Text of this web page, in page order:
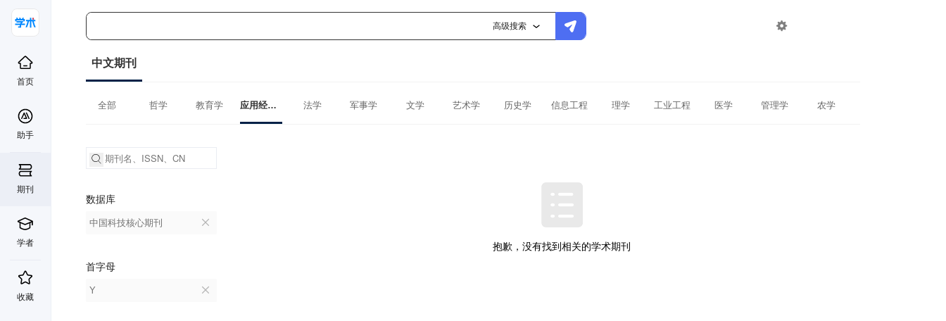
高级搜索 
首页
助手
期刊
学者
收藏
中文期刊
全部 哲学 教育学 应用经济学 法学 军事学 文学 艺术学 历史学 信息工程 理学 工业工程 医学 管理学 农学
数据库
中国科技核心期刊
首字母
Y
抱歉，没有找到相关的学术期刊